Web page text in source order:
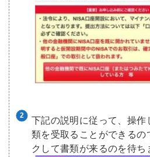
下記の説明に従って、操
類を受取ることができるの
クして書類が来るのを待ち